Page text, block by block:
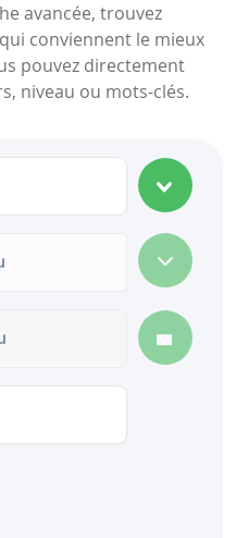
avancée, trouvez
conviennent le mieux
pouvez directement
niveau ou mots-clés.